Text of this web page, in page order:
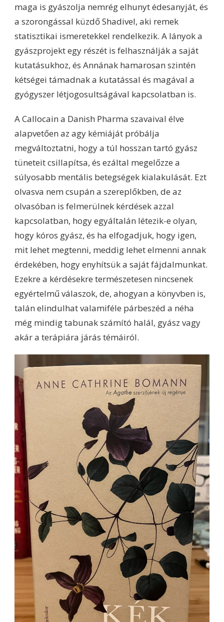
maga is gyászolja nemrég elhunyt édesanyját, és
a szorongással küzdő Shadivel, aki remek
statisztikai ismeretekkel rendelkezik. A lányok a
gyászprojekt egy részét is felhasználják a saját
kutatásukhoz, és Annának hamarosan szintén
kétségei támadnak a kutatással és magával a
gyógyszer létjogosultságával kapcsolatban is.
A Callocain a Danish Pharma szavaival élve
alapvetően az agy kémiáját próbálja
megváltoztatni, hogy a túl hosszan tartó gyász
tüneteit csillapítsa, és ezáltal megelőzze a
súlyosabb mentális betegségek kialakulását. Ezt
olvasva nem csupán a szereplőkben, de az
olvasóban is felmerülnek kérdések azzal
kapcsolatban, hogy egyáltalán létezik-e olyan,
hogy kóros gyász, és ha elfogadjuk, hogy igen,
mit lehet megtenni, meddig lehet elmenni annak
érdekében, hogy enyhítsük a saját fájdalmunkat.
Ezekre a kérdésekre természetesen nincsenek
egyértelmű válaszok, de, ahogyan a könyvben is,
talán elindulhat valamiféle párbeszéd a néha
még mindig tabunak számító halál, gyász vagy
akár a terápiára járás témáiról.